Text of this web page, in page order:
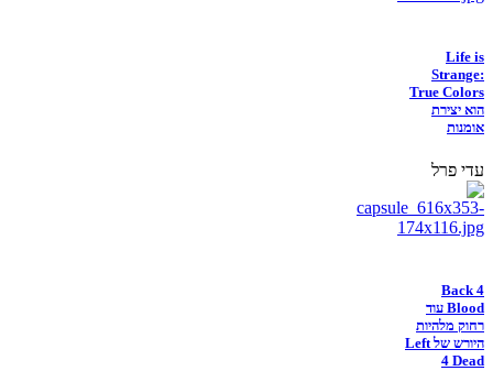
Life is
Strange:
True Colors
הוא יצירת
אומנות
עדי פרל
Back 4
Blood עוד
רחוק מלהיות
היורש של Left
4 Dead